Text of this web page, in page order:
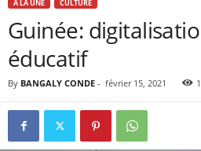
A LA UNE CULTURE
Guinée:
éducatif
By BANGALY CONDE - février 15, 2021